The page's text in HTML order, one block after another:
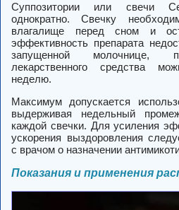
Суппозитории или свечи
однократно. Свечку
влагалище перед сном и
эффективность препарата
запущенной молочнице,
лекарственного средства
неделю.
Максимум допускается
выдерживая недельный
каждой свечки. Для усиления
ускорения выздоровления
с врачом о назначении
Показания и применения